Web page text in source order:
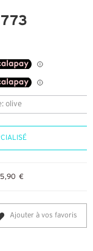
olive
5,90 €
Ajouter à vos favoris